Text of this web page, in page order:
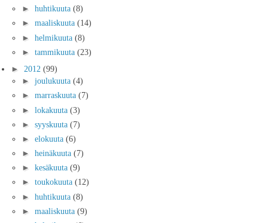
► huhtikuuta (8)
► maaliskuuta (14)
► helmikuuta (8)
► tammikuuta (23)
► 2012 (99)
► joulukuuta (4)
► marraskuuta (7)
► lokakuuta (3)
► syyskuuta (7)
► elokuuta (6)
► heinäkuuta (7)
► kesäkuuta (9)
► toukokuuta (12)
► huhtikuuta (8)
► maaliskuuta (9)